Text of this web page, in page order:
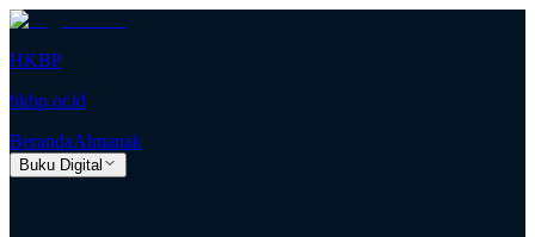
HKBP
hkbp.or.id
BerandaAlmanak
Buku Digital